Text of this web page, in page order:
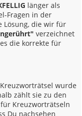
länger als
Fragen in der
Lösung, die wir für
verzeichnet
die korrekte für
wurde
zählt sie zu den
Kreuzworträtseln
Du nachsehen